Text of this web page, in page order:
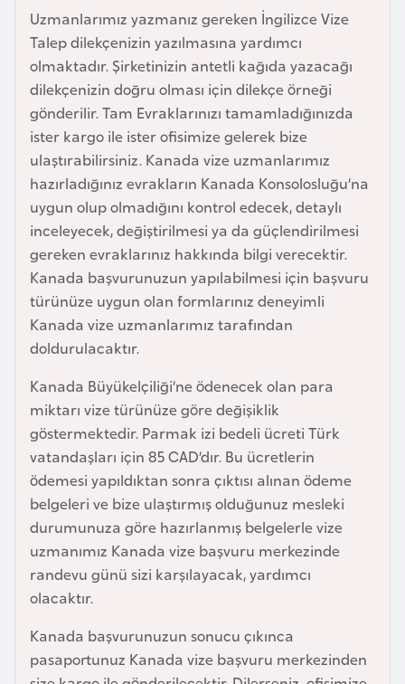
Uzmanlarımız yazmanız gereken İngilizce Vize
Talep dilekçenizin yazılmasına yardımcı
olmaktadır. Şirketinizin antetli kağıda yazacağı
dilekçenizin doğru olması için dilekçe örneği
gönderilir. Tam Evraklarınızı tamamladığınızda
ister kargo ile ister ofisimize gelerek bize
ulaştırabilirsiniz. Kanada vize uzmanlarımız
hazırladığınız evrakların Kanada Konsolosluğu’na
uygun olup olmadığını kontrol edecek, detaylı
inceleyecek, değiştirilmesi ya da güçlendirilmesi
gereken evraklarınız hakkında bilgi verecektir.
Kanada başvurunuzun yapılabilmesi için başvuru
türünüze uygun olan formlarınız deneyimli
Kanada vize uzmanlarımız tarafından
doldurulacaktır.
Kanada Büyükelçiliği’ne ödenecek olan para
miktarı vize türünüze göre değişiklik
göstermektedir. Parmak izi bedeli ücreti Türk
vatandaşları için 85 CAD’dır. Bu ücretlerin
ödemesi yapıldıktan sonra çıktısı alınan ödeme
belgeleri ve bize ulaştırmış olduğunuz mesleki
durumunuza göre hazırlanmış belgelerle vize
uzmanımız Kanada vize başvuru merkezinde
randevu günü sizi karşılayacak, yardımcı
olacaktır.
Kanada başvurunuzun sonucu çıkınca
pasaportunuz Kanada vize başvuru merkezinden
a
n
g
l
a
d
e
ş
B
e
l
a
r
u
e
l
ç
e
n